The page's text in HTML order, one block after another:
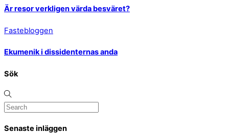
Är resor verkligen värda besväret?
Fastebloggen
Ekumenik i dissidenternas anda
Sök
Senaste inläggen